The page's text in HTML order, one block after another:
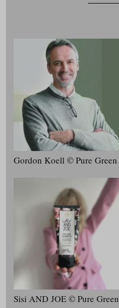
Gordon Koell © Pure Green
Sisi AND JOE © Pure Green